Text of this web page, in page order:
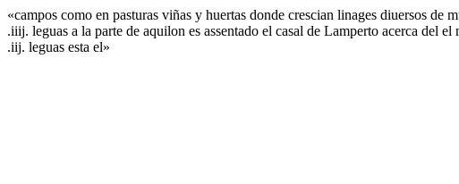
«campos como en pasturas viñas y huertas donde crescian linages diuersos
.iiij. leguas a la parte de aquilon es assentado el casal de Lamperto acerca del
.iij. leguas esta el»